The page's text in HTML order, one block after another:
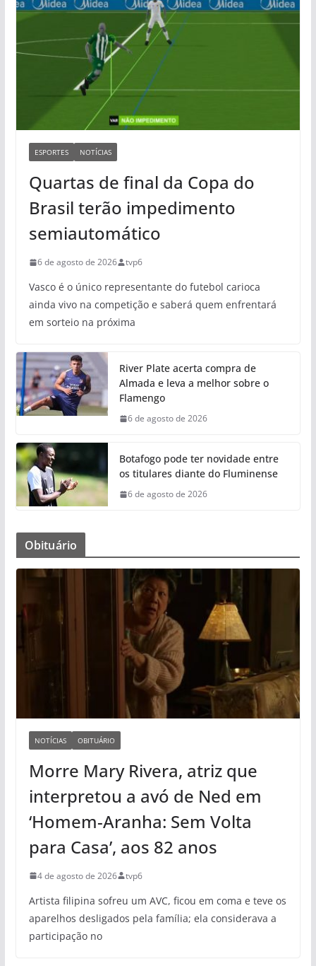
ESPORTES NOTÍCIAS
Quartas de final da Copa do
Brasil terão impedimento
semiautomático
6 de agosto de 2026 tvp6
Vasco é o único representante do futebol carioca
ainda vivo na competição e saberá quem enfrentará
em sorteio na próxima
River Plate acerta compra de
Almada e leva a melhor sobre o
Flamengo
6 de agosto de 2026
Botafogo pode ter novidade entre
os titulares diante do Fluminense
6 de agosto de 2026
Obituário
NOTÍCIAS OBITUÁRIO
Morre Mary Rivera, atriz que
interpretou a avó de Ned em
‘Homem-Aranha: Sem Volta
para Casa’, aos 82 anos
4 de agosto de 2026 tvp6
Artista filipina sofreu um AVC, ficou em coma e teve os
aparelhos desligados pela família; ela considerava a
participação no